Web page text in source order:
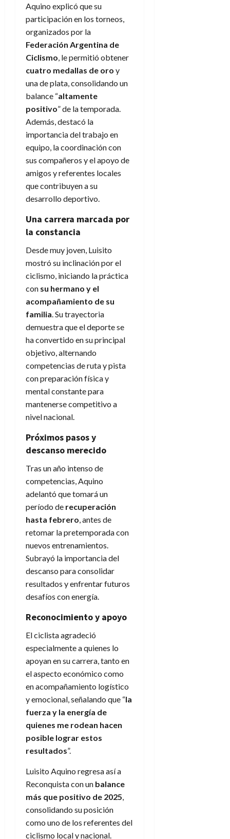
Aquino explicó que su
participación en los torneos,
organizados por la
Federación Argentina de
Ciclismo , le permitió obtener
cuatro medallas de oro y
una de plata, consolidando un
balance “altamente
positivo” de la temporada.
Además, destacó la
importancia del trabajo en
equipo, la coordinación con
sus compañeros y el apoyo de
amigos y referentes locales
que contribuyen a su
desarrollo deportivo.
Una carrera marcada por
la constancia
Desde muy joven, Luisito
mostró su inclinación por el
ciclismo, iniciando la práctica
con su hermano y el
acompañamiento de su
familia . Su trayectoria
demuestra que el deporte se
ha convertido en su principal
objetivo, alternando
competencias de ruta y pista
con preparación física y
mental constante para
mantenerse competitivo a
nivel nacional.
Próximos pasos y
descanso merecido
Tras un año intenso de
competencias, Aquino
adelantó que tomará un
período de recuperación
hasta febrero , antes de
retomar la pretemporada con
nuevos entrenamientos.
Subrayó la importancia del
descanso para consolidar
resultados y enfrentar futuros
desafíos con energía.
Reconocimiento y apoyo
El ciclista agradeció
especialmente a quienes lo
apoyan en su carrera, tanto en
el aspecto económico como
en acompañamiento logístico
y emocional, señalando que “la
fuerza y la energía de
quienes me rodean hacen
posible lograr estos
resultados”.
Luisito Aquino regresa así a
Reconquista con un balance
más que positivo de 2025
consolidando su posición
como uno de los referentes del
ciclismo local y nacional.